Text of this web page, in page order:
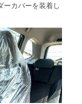
ーカバーを装着し